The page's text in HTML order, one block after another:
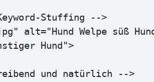
Stuffing -->
alt="Hund Welpe süß
Hund">
und natürlich -->